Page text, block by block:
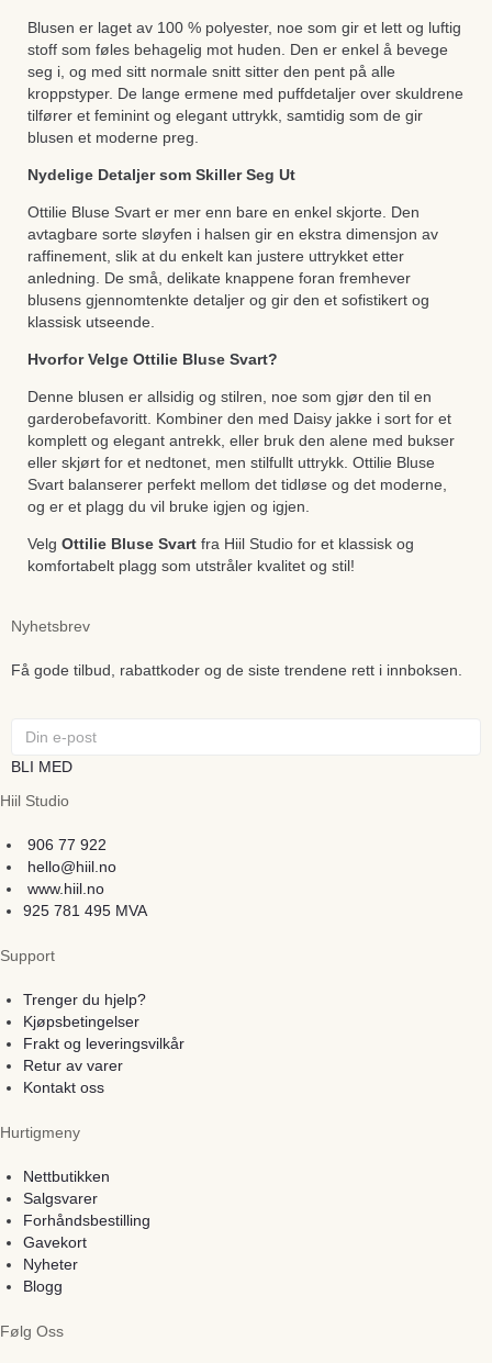
Blusen er laget av 100 % polyester, noe som gir et lett og luftig
stoff som føles behagelig mot huden. Den er enkel å bevege
seg i, og med sitt normale snitt sitter den pent på alle
kroppstyper. De lange ermene med puffdetaljer over skuldrene
tilfører et feminint og elegant uttrykk, samtidig som de gir
blusen et moderne preg.
Nydelige Detaljer som Skiller Seg Ut
Ottilie Bluse Svart er mer enn bare en enkel skjorte. Den
avtagbare sorte sløyfen i halsen gir en ekstra dimensjon av
raffinement, slik at du enkelt kan justere uttrykket etter
anledning. De små, delikate knappene foran fremhever
blusens gjennomtenkte detaljer og gir den et sofistikert og
klassisk utseende.
Hvorfor Velge Ottilie Bluse Svart?
Denne blusen er allsidig og stilren, noe som gjør den til en
garderobefavoritt. Kombiner den med Daisy jakke i sort for et
komplett og elegant antrekk, eller bruk den alene med bukser
eller skjørt for et nedtonet, men stilfullt uttrykk. Ottilie Bluse
Svart balanserer perfekt mellom det tidløse og det moderne,
og er et plagg du vil bruke igjen og igjen.
Velg Ottilie Bluse Svart fra Hiil Studio for et klassisk og
komfortabelt plagg som utstråler kvalitet og stil!
Nyhetsbrev
Få gode tilbud, rabattkoder og de siste trendene rett i innboksen.
BLI MED
Hiil Studio
906 77 922
hello@hiil.no
www.hiil.no
925 781 495 MVA
Support
Trenger du hjelp?
Kjøpsbetingelser
Frakt og leveringsvilkår
Retur av varer
Kontakt oss
Hurtigmeny
Nettbutikken
Salgsvarer
Forhåndsbestilling
Gavekort
Nyheter
Blogg
Følg Oss